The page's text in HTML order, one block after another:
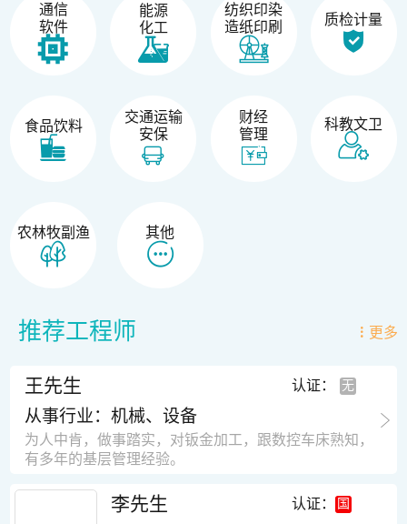
通信
软件
能源
化工
纺织印染
造纸印刷
质检计量
食品饮料
交通运输
安保
财经
管理
科教文卫
农林牧副渔 其他
推荐工程师 更多
王先生 认证：
从事行业：机械、设备
为人中肯，做事踏实，对钣金加工，跟数控车床熟知，
有多年的基层管理经验。
李先生 认证：